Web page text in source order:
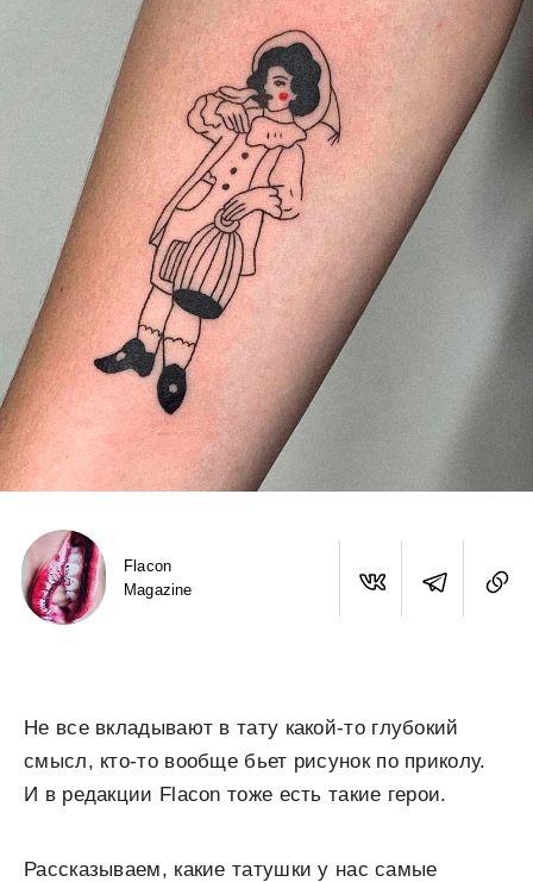
Flacon
Magazine
Не все вкладывают в тату какой-то глубокий
смысл, кто-то вообще бьет рисунок по приколу.
И в редакции Flacon тоже есть такие герои.
Рассказываем, какие татушки у нас самые